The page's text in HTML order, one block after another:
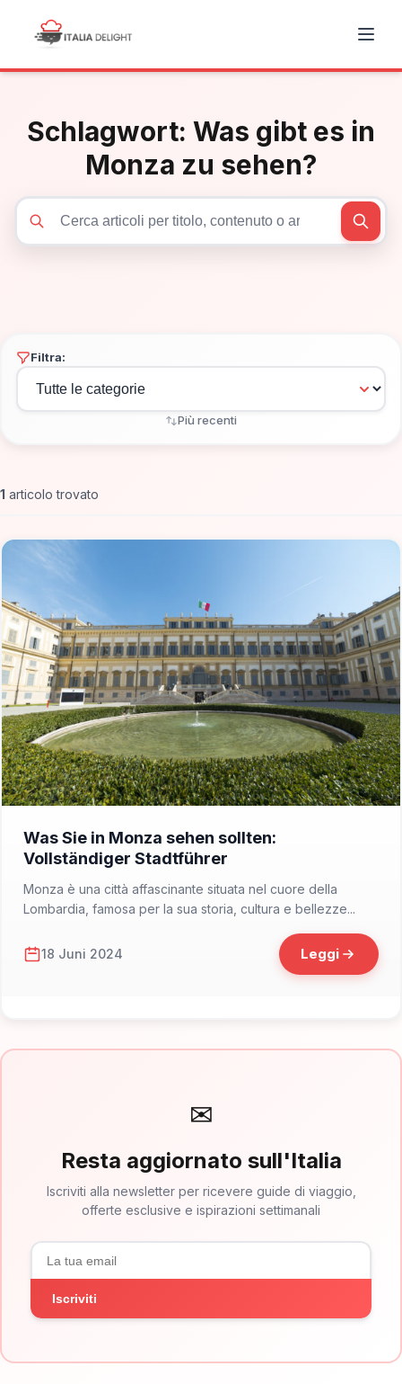
Schlagwort: Was gibt es in
Monza zu sehen?
Filtra:
Più recenti
1 articolo trovato
Was Sie in Monza sehen sollten:
Vollständiger Stadtführer
Monza è una città affascinante situata nel cuore della
Lombardia, famosa per la sua storia, cultura e bellezze...
18 Juni 2024 Leggi
✉
Resta aggiornato sull'Italia
Iscriviti alla newsletter per ricevere guide di viaggio,
offerte esclusive e ispirazioni settimanali
Iscriviti